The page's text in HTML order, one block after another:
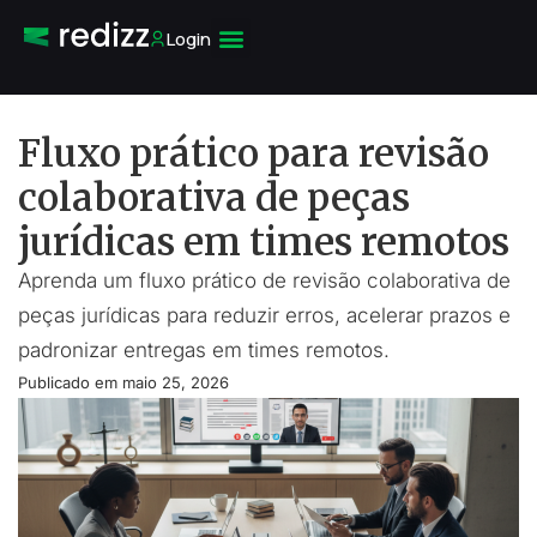
Login
Fluxo prático para revisão
colaborativa de peças
jurídicas em times remotos
Aprenda um fluxo prático de revisão colaborativa de
peças jurídicas para reduzir erros, acelerar prazos e
padronizar entregas em times remotos.
Publicado em maio 25, 2026